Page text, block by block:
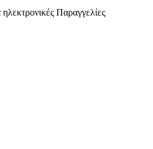
Παραγγελίες